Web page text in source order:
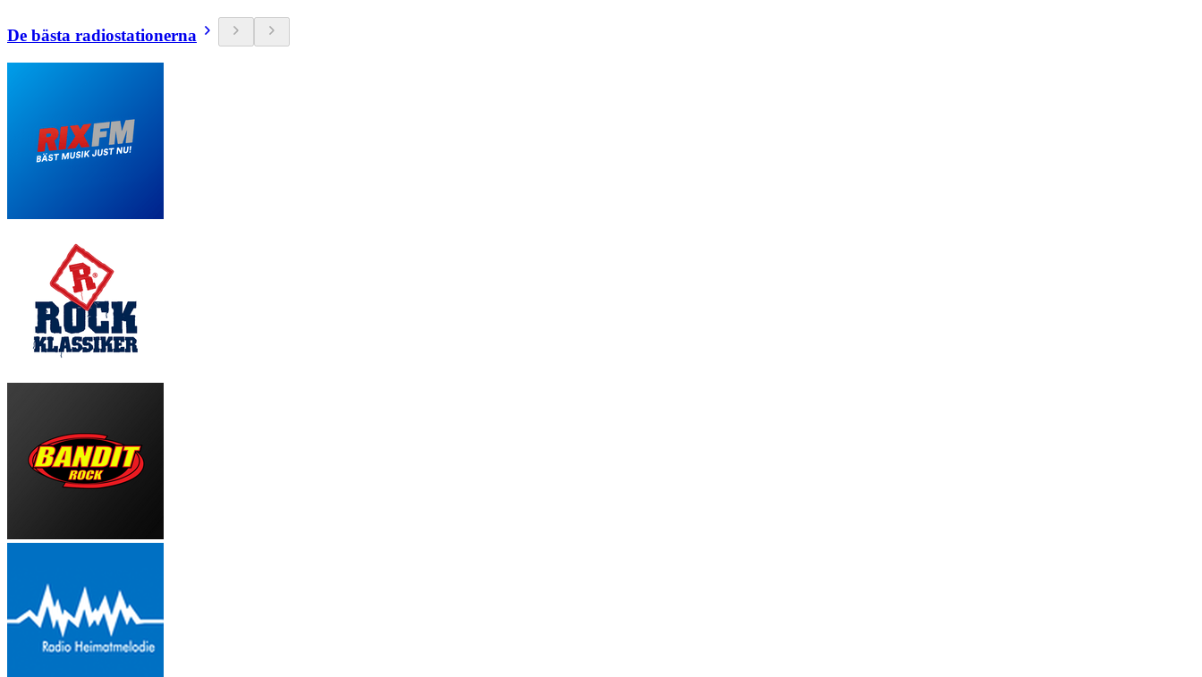
De bästa radiostationerna